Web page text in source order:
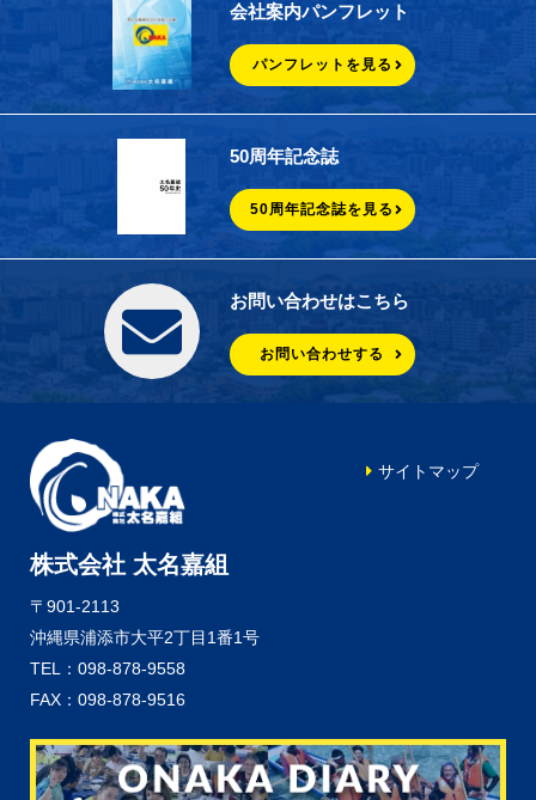
会社案内パンフレット
パンフレットを見る
50周年記念誌
50周年記念誌を見る
お問い合わせはこちら
お問い合わせする
株式会社 太名嘉組
〒901-2113
沖縄県浦添市大平2丁目1番1号
TEL：098-878-9558
FAX：098-878-9516
サイトマップ